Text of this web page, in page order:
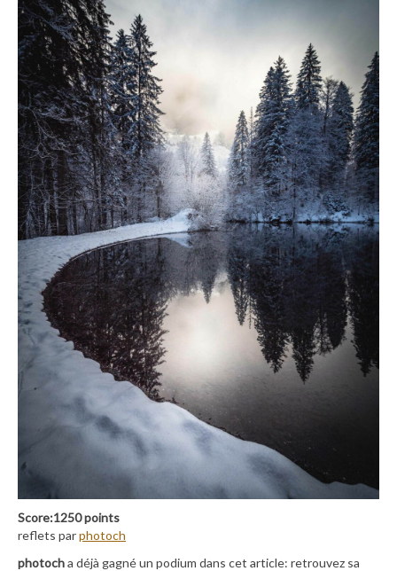
Score:1250 points
reflets parphotoch
photocha déjà gagné un podium dans cet article: retrouvez sa